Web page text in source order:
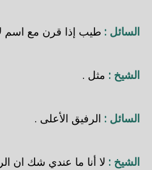
السائل : طيب إذا قرن مع اسم
الشيخ : مثل .
السائل : الرفيق الأعلى .
الشيخ : لا أنا ما عندي شك ان